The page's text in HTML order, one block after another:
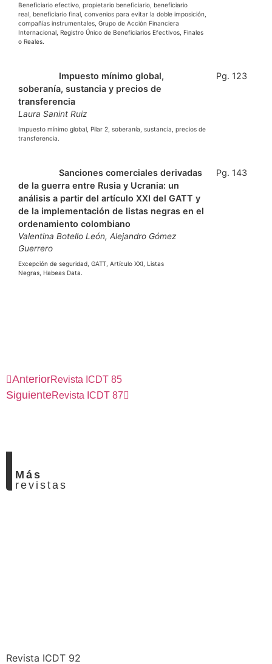
Beneficiario efectivo, propietario beneficiario, beneficiario
real, beneficiario final, convenios para evitar la doble imposición,
compañías instrumentales, Grupo de Acción Financiera
Internacional, Registro Único de Beneficiarios Efectivos, Finales
o Reales.
Impuesto mínimo global,
soberanía, sustancia y precios de
transferencia
Pg. 123
Laura Sanint Ruiz
Impuesto mínimo global, Pilar 2, soberanía, sustancia, precios de
transferencia.
Sanciones comerciales derivadas
de la guerra entre Rusia y Ucrania: un
análisis a partir del artículo XXI del GATT y
de la implementación de listas negras en el
ordenamiento colombiano
Pg. 143
Valentina Botello León, Alejandro Gómez
Guerrero
Excepción de seguridad, GATT, Artículo XXI, Listas
Negras, Habeas Data.
AnteriorRevista ICDT 85
SiguienteRevista ICDT 87
Más
revistas
Revista ICDT 92